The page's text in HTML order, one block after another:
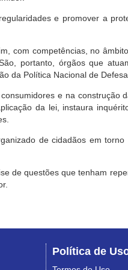
e promover a
com competências, no
portanto, órgãos que
da Política Nacional de
e na construção
da lei, instaura
de cidadãos em
de questões que tenham
Política de